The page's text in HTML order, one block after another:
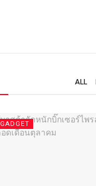
ALL
GADGET